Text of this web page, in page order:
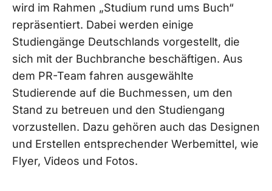
wird im Rahmen „Studium rund ums Buch“
repräsentiert. Dabei werden einige
Studiengänge Deutschlands vorgestellt, die
sich mit der Buchbranche beschäftigen. Aus
dem PR-Team fahren ausgewählte
Studierende auf die Buchmessen, um den
Stand zu betreuen und den Studiengang
vorzustellen. Dazu gehören auch das Designen
und Erstellen entsprechender Werbemittel, wie
Flyer, Videos und Fotos.